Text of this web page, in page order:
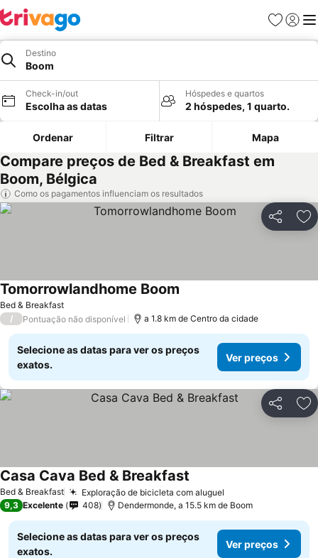
Favoritos
Iniciar
Destino
Boom
Check-in/out
Escolha as datas
Hóspedes e quartos
2 hóspedes, 1 quarto.
Ordenar Filtrar Mapa
Compare preços de Bed & Breakfast em
Boom, Bélgica
Como os pagamentos influenciam os resultados
Partilhar
Bed & Breakfast
Tomorrowlandhome Boom
/ Pontuação não disponível a 1.8 km de Centro da cidade
Selecione as datas para ver os preços
exatos.
Ver preços
Partilhar
Bed & Breakfast Exploração de bicicleta com aluguel
Casa Cava Bed & Breakfast
9,3 Excelente 408 Dendermonde, a 15.5 km de Boom
Selecione as datas para ver os preços
exatos.
Ver preços